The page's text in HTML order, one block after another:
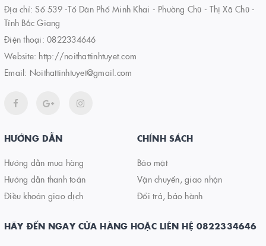
Địa chỉ: Số 539 -Tổ Dân Phố Minh Khai - Phường Chũ - Thị Xã Chũ -
Tỉnh Bắc Giang
Điện thoại: 0822334646
Website: http://noithattinhtuyet.com
Email: Noithattinhtuyet@gmail.com
HƯỚNG DẪN
Hướng dẫn mua hàng
Hướng dẫn thanh toán
Điều khoản giao dịch
CHÍNH SÁCH
Bảo mật
Vận chuyển, giao nhận
Đổi trả, bảo hành
HÃY ĐẾN NGAY CỬA HÀNG HOẶC LIÊN HỆ 0822334646